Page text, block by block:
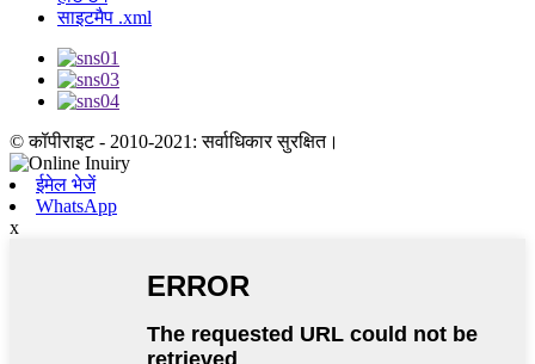
साइटमैप .xml
© कॉपीराइट - 2010-2021: सर्वाधिकार सुरक्षित।
ईमेल भेजें
WhatsApp
x